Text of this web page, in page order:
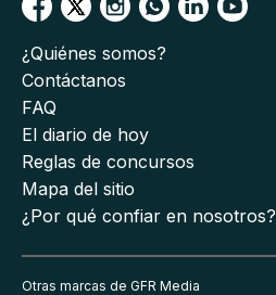
¿Quiénes somos?
Contáctanos
FAQ
El diario de hoy
Reglas de concursos
Mapa del sitio
¿Por qué confiar en nosotros?
Otras marcas de GFR Media